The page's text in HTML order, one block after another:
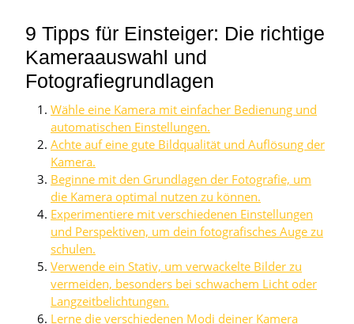
9 Tipps für Einsteiger: Die richtige
Kameraauswahl und
Fotografiegrundlagen
Wähle eine Kamera mit einfacher Bedienung und
automatischen Einstellungen.
Achte auf eine gute Bildqualität und Auflösung der
Kamera.
Beginne mit den Grundlagen der Fotografie, um
die Kamera optimal nutzen zu können.
Experimentiere mit verschiedenen Einstellungen
und Perspektiven, um dein fotografisches Auge zu
schulen.
Verwende ein Stativ, um verwackelte Bilder zu
vermeiden, besonders bei schwachem Licht oder
Langzeitbelichtungen.
Lerne die verschiedenen Modi deiner Kamera